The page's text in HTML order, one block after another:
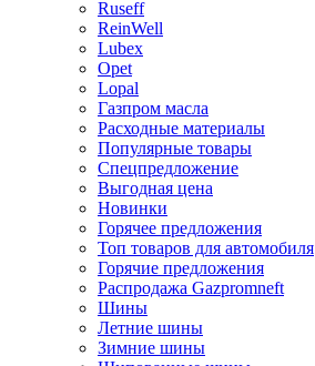
Ruseff
ReinWell
Lubex
Opet
Lopal
Газпром масла
Расходные материалы
Популярные товары
Спецпредложение
Выгодная цена
Новинки
Горячее предложения
Топ товаров для автомобиля
Горячие предложения
Распродажа Gazpromneft
Шины
Летние шины
Зимние шины